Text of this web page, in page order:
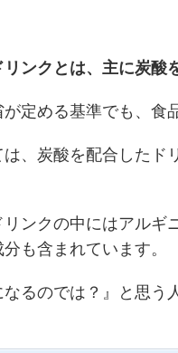
ンクとは、主に炭酸
定める基準でも、食
、炭酸を配合したド
リンクの中にはアルギ
も含まれています。
なるのでは？』と思